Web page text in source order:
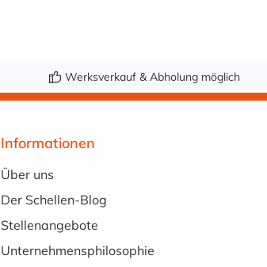
Werksverkauf & Abholung möglich
Informationen
Über uns
Der Schellen-Blog
Stellenangebote
Unternehmensphilosophie